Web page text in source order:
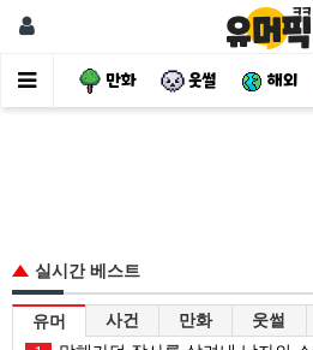
사건 만화 웃썰 해외
실시간 베스트
유머 사건 만화 웃썰